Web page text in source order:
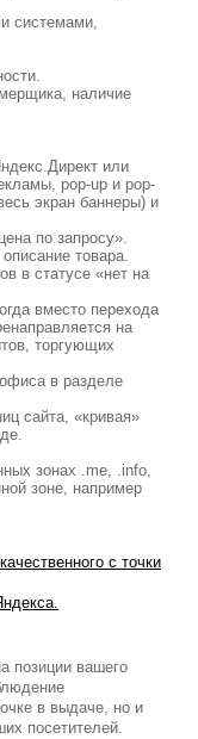
системами,
наличие
или
pop-up и pop-
экран баннеры) и
по запросу».
товара.
в статусе «нет на
вместо перехода
на
торгующих
в разделе
сайта, «кривая»
зонах .me, .info,
зоне, например
с точки
позиции вашего
в выдаче, но и
посетителей.